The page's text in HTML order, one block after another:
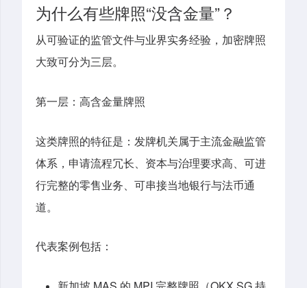
为什么有些牌照“没含金量”？
从可验证的监管文件与业界实务经验，加密牌照
大致可分为三层。
第一层：高含金量牌照
这类牌照的特征是：发牌机关属于主流金融监管
体系，申请流程冗长、资本与治理要求高、可进
行完整的零售业务、可串接当地银行与法币通
道。
代表案例包括：